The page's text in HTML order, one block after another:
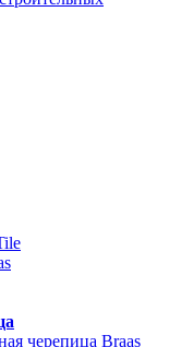
черепица Braas